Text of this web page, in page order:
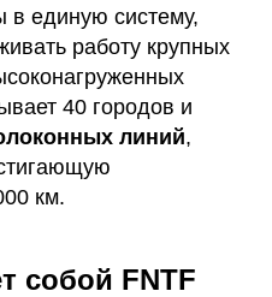
в единую систему,
работу крупных
40 городов и
линий,
км.
собой FNTF